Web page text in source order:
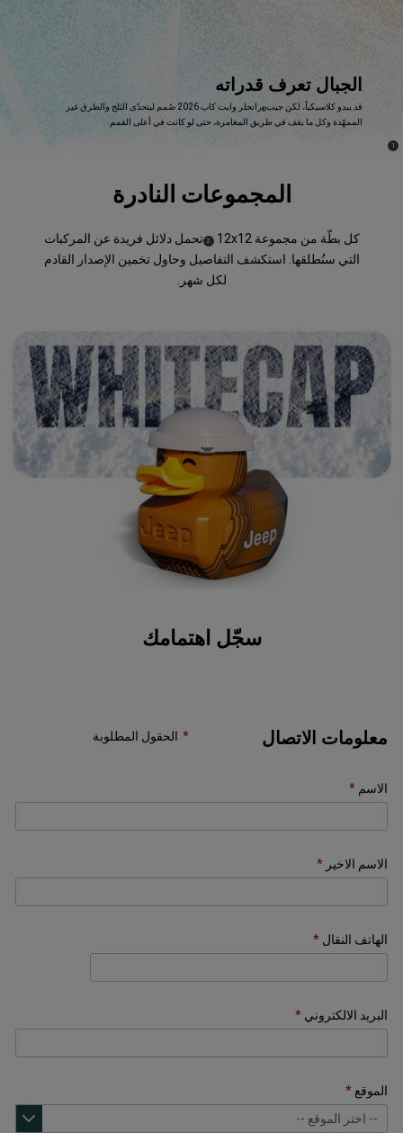
(
Disclosure
1
الجبال تعرف قدراته
قد يبدو كلاسيكياً، لكن جيب®
رانجلر وايت كاب 2026 صُمم ليتحدّى الثلج والطرق غير
الممهّدة وكل ما يقف في طريق المغامرة، حتى لو كانت في أعلى القمم.
المجموعات النادرة
كل بطّة من مجموعة 12x12 2
) تحمل دلائل فريدة عن المركبات
التي سنُطلقها. استكشف التفاصيل وحاول تخمين الإصدار القادم
لكل شهر.
سجّل اهتمامك
معلومات الاتصال الحقول المطلوبة
الاسم
الاسم الاخير
الهاتف النقال
البريد الالكتروني
الموقع